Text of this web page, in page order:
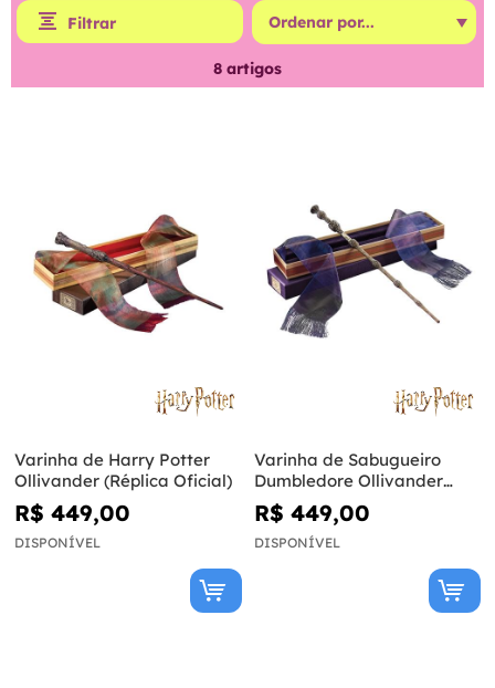
Filtrar
8 artigos
Varinha de Harry Potter
Ollivander (Réplica Oficial)
R$ 449,00
DISPONÍVEL
Varinha de Sabugueiro
Dumbledore Ollivander
(Réplica Oficial) - Harry
Potter
R$ 449,00
DISPONÍVEL